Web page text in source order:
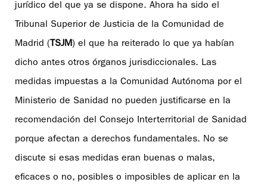
jurídico del que ya se dispone. Ahora ha sido el
Tribunal Superior de Justicia de la Comunidad de
Madrid ( TSJM) el que ha reiterado lo que ya habían
dicho antes otros órganos jurisdiccionales. Las
medidas impuestas a la Comunidad Autónoma por el
Ministerio de Sanidad no pueden justificarse en la
recomendación del Consejo Interterritorial de Sanidad
porque afectan a derechos fundamentales. No se
discute si esas medidas eran buenas o malas,
eficaces o no, posibles o imposibles de aplicar en la